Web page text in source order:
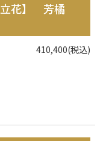
花】 芳橘
410,400(税込)